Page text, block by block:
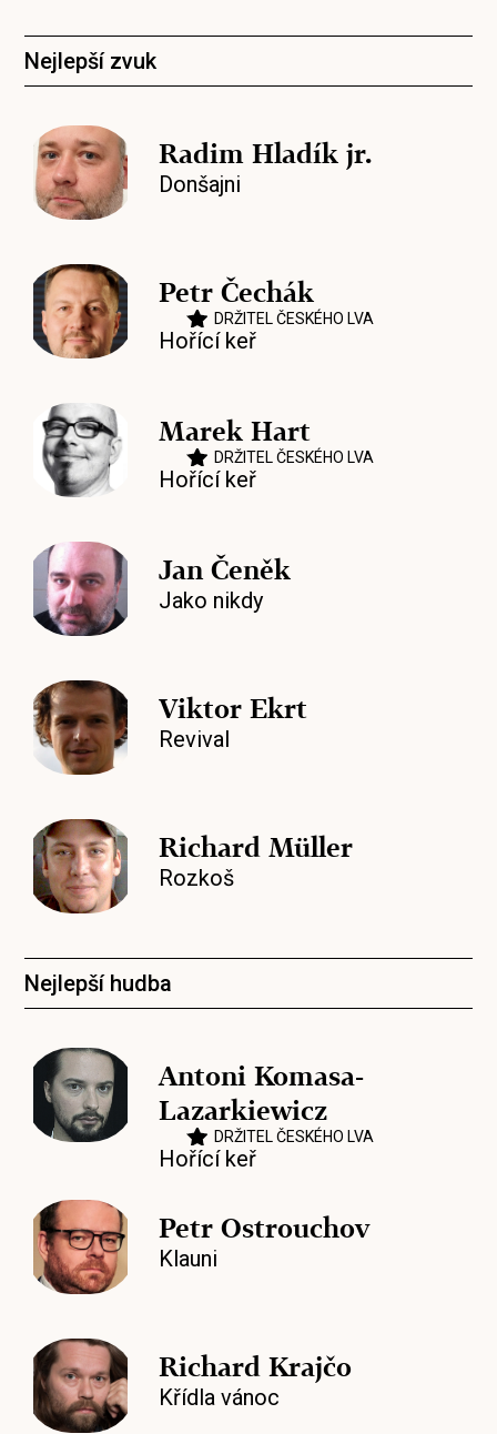
Nejlepší zvuk
Radim Hladík jr.
Donšajni
Petr Čechák
DRŽITEL ČESKÉHO LVA
Hořící keř
Marek Hart
DRŽITEL ČESKÉHO LVA
Hořící keř
Jan Čeněk
Jako nikdy
Viktor Ekrt
Revival
Richard Müller
Rozkoš
Nejlepší hudba
Antoni Komasa-
Lazarkiewicz
DRŽITEL ČESKÉHO LVA
Hořící keř
Petr Ostrouchov
Klauni
Richard Krajčo
Křídla vánoc